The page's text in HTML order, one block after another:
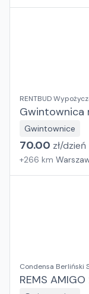
RENTBUD
Elektronarzędzi
Gwintownica
Gwintownice
70.00 zł/dzień
+266 km
Condensa Berliński
REMS AMIGO